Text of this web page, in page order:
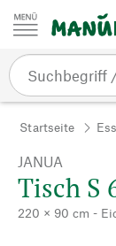
Zum Inhalt
Startseite
JANUA
Tisch S
220 × 90 cm -